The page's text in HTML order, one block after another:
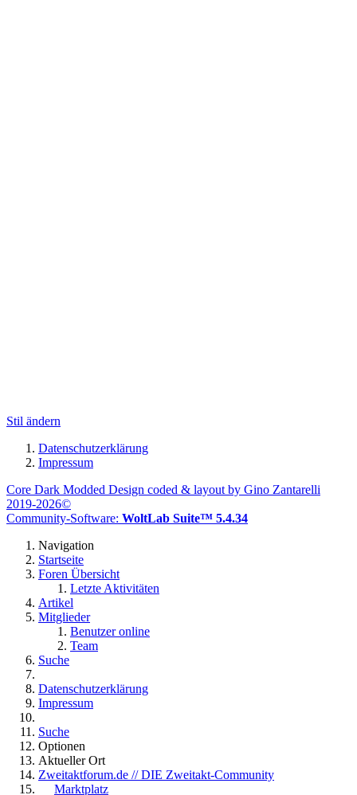
Stil ändern
Datenschutzerklärung
Impressum
Core Dark Modded Design coded & layout by Gino Zantarelli
2019-2026©
Community-Software: WoltLab Suite™ 5.4.34
Navigation
Startseite
Foren Übersicht
Letzte Aktivitäten
Artikel
Mitglieder
Benutzer online
Team
Suche
Datenschutzerklärung
Impressum
Suche
Optionen
Aktueller Ort
Zweitaktforum.de // DIE Zweitakt-Community
Marktplatz